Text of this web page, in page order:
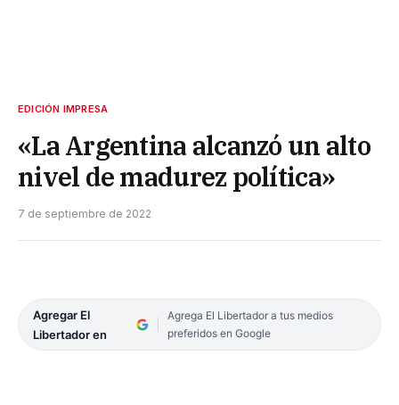
EDICIÓN IMPRESA
«La Argentina alcanzó un alto
nivel de madurez política»
7 de septiembre de 2022
Agregar El
Libertador en
Agrega El Libertador a tus medios
preferidos en Google